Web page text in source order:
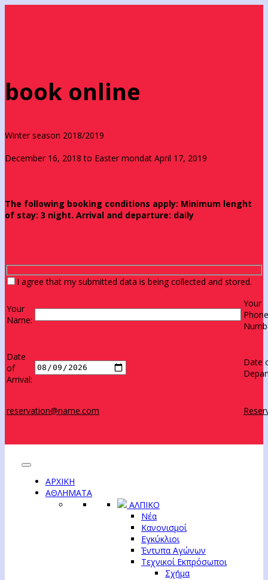
book online
Winter season 2018/2019
December 16, 2018 to Easter mondat April 17, 2019
The following booking conditions apply: Minimum lenght
of stay: 3 night. Arrival and departure: daily
I agree that my submitted data is being collected and stored.
Your
Name:
Your
Phone
Date
of
Arrival:
Date
reservation@name.com
ΑΡΧΙΚΗ
ΑΘΛΗΜΑΤΑ
ΑΛΠΙΚΟ
Νέα
Κανονισμοί
Εγκύκλιοι
Έντυπα Αγώνων
Τεχνικοί Εκπρόσωποι
Σχήμα